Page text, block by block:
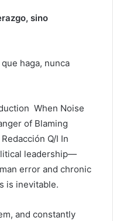
sino
haga, nunca
When Noise
of Blaming
Q/I In
leadership—
error and chronic
is inevitable.
and constantly